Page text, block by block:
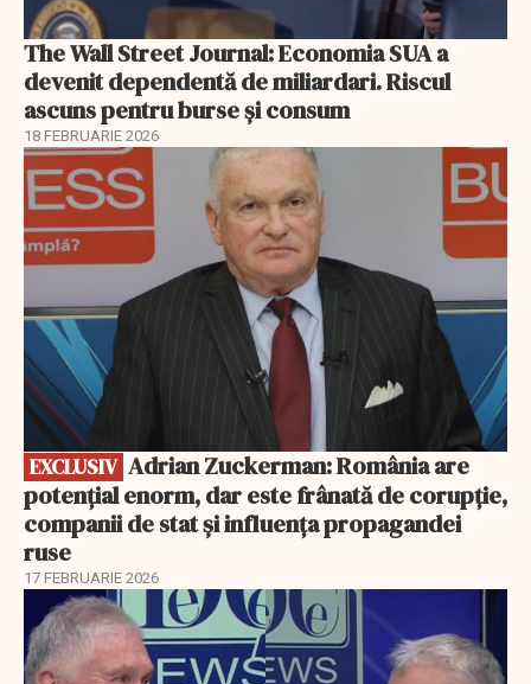
The Wall Street Journal: Economia SUA a
devenit dependentă de miliardari. Riscul
ascuns pentru burse și consum
18 FEBRUARIE 2026
EXCLUSIV
EXCLUSIV
potențial enorm, dar este frânată de corupție,
companii de stat și influența propagandei
ruse
17 FEBRUARIE 2026
EXCLUSIV